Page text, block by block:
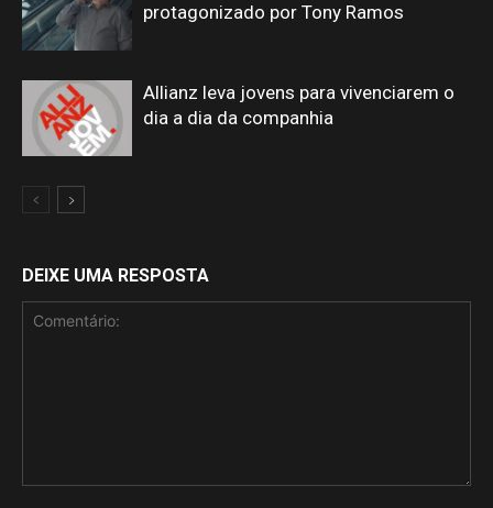
protagonizado por Tony Ramos
Allianz leva jovens para vivenciarem o
dia a dia da companhia
DEIXE UMA RESPOSTA